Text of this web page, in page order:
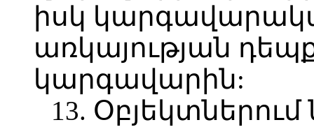
իսկ
առկայության
կարգավարին:
13.